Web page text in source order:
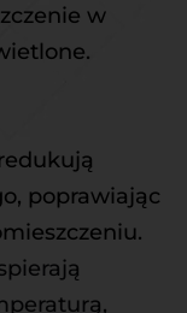
w
redukują
poprawiając